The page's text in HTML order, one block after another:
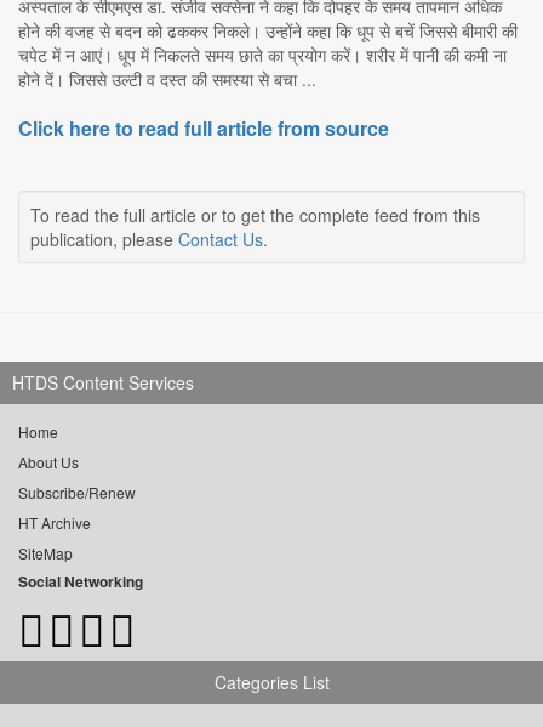
अस्पताल के सीएमएस डा. संजीव सक्सेना ने कहा कि दोपहर के समय तापमान अधिक
होने की वजह से बदन को ढककर निकले। उन्होंने कहा कि धूप से बचें जिससे बीमारी की
चपेट में न आएं। धूप में निकलते समय छाते का प्रयोग करें। शरीर में पानी की कमी ना
होने दें। जिससे उल्टी व दस्त की समस्या से बचा ...
Click here to read full article from source
To read the full article or to get the complete feed from this
publication, please Contact Us.
HTDS Content Services
Home
About Us
Subscribe/Renew
HT Archive
SiteMap
Social Networking
Categories List